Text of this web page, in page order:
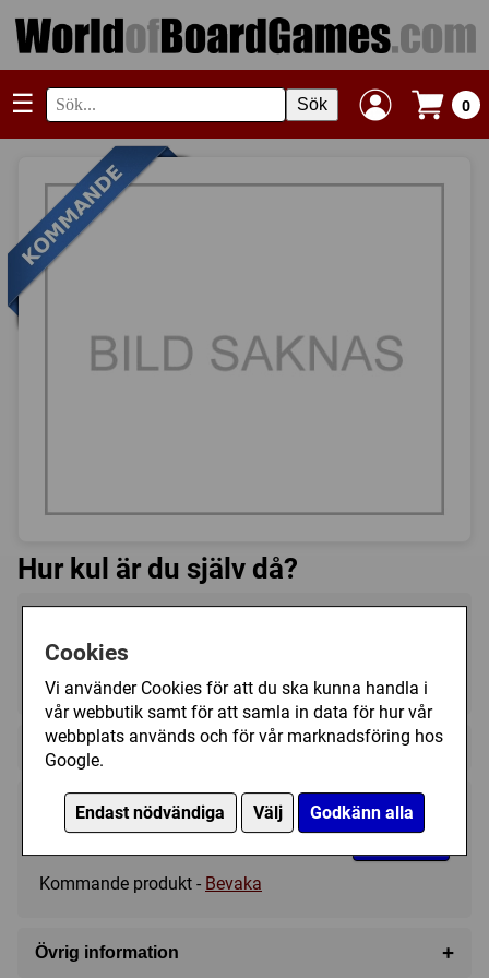
Cookies
Vi använder Cookies för att du ska kunna handla i
vår webbutik samt för att samla in data för hur vår
webbplats används och för vår marknadsföring hos
Google.
Endast nödvändiga Välj Godkänn alla
☰ Sök 0
Hur kul är du själv då?
? ? ?
Regelspråk:
149 kr Boka
Kommande produkt - Bevaka
Övrig information +